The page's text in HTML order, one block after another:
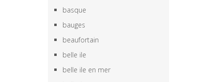
basque
bauges
beaufortain
belle ile
belle ile en mer